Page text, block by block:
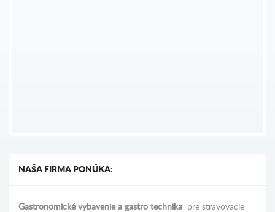
NAŠA FIRMA PONÚKA:
Gastronomické vybavenie a gastro technika
pre stravovacie